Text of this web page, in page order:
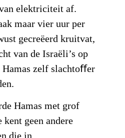
elektriciteit af.
maar vier uur per
gecreëerd kruitvat,
van de Israëli’s op
zelf slachtoﬀer
Hamas met grof
geen andere